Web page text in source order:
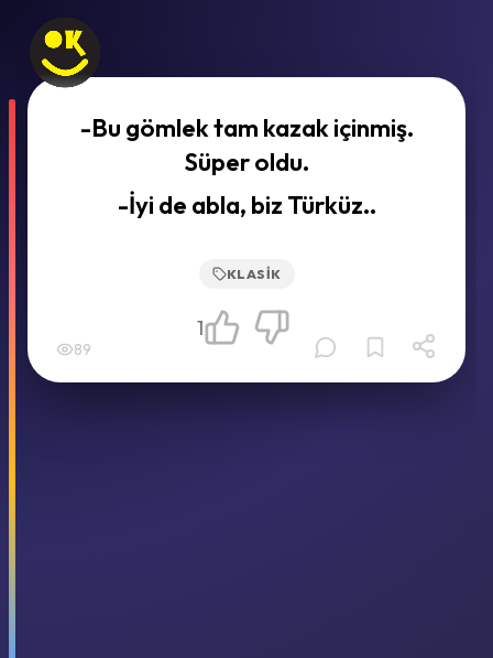
-Bu gömlek tam kazak içinmiş.
Süper oldu.
-İyi de abla, biz Türküz..
KLASIK
89
1